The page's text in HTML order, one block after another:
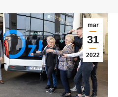
mar
31
2022